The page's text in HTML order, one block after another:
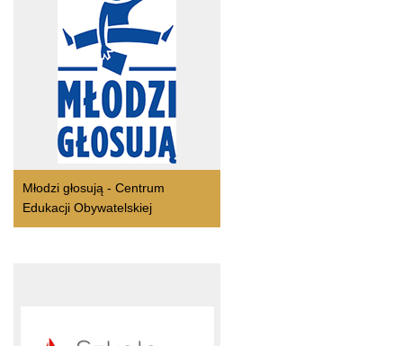
Młodzi głosują - Centrum
Edukacji Obywatelskiej